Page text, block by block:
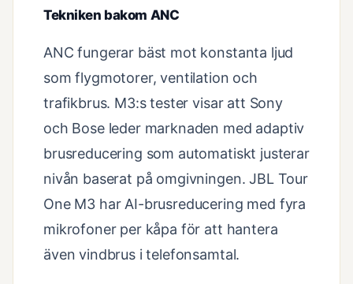
Tekniken bakom ANC
ANC fungerar bäst mot konstanta ljud
som flygmotorer, ventilation och
trafikbrus. M3:s tester visar att Sony
och Bose leder marknaden med adaptiv
brusreducering som automatiskt justerar
nivån baserat på omgivningen. JBL Tour
One M3 har AI-brusreducering med fyra
mikrofoner per kåpa för att hantera
även vindbrus i telefonsamtal.